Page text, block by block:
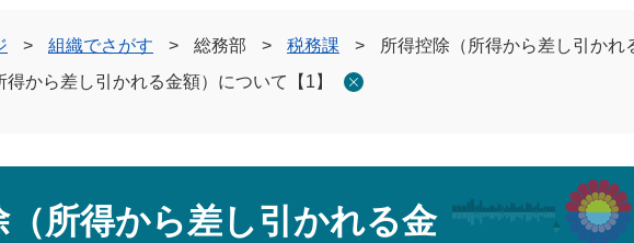
> 組織でさがす > 総務部 > 税務課 >
所得控除（所得から差し引かれ
得から差し引かれる金額）について【1】
（所得から差し引かれる金